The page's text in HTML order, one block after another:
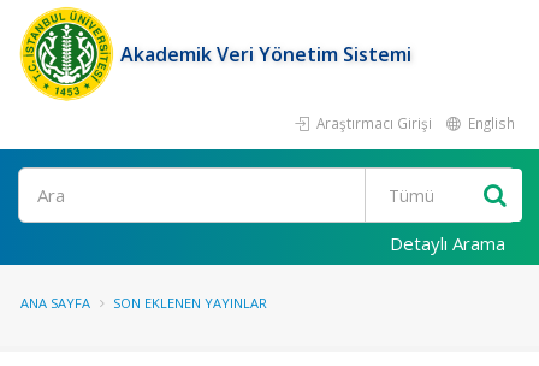
Akademik Veri Yönetim Sistemi
Araştırmacı Girişi English
Ara
Detaylı Arama
ANA SAYFA SON EKLENEN YAYINLAR